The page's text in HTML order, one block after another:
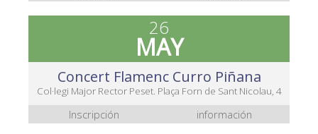
26
MAY
Concert Flamenc Curro Piñana
Col·legi Major Rector Peset. Plaça Forn de Sant Nicolau, 4
Inscripción información